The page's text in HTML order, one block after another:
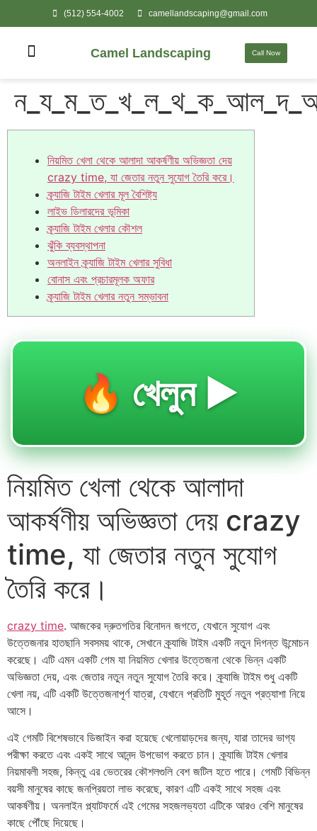
(512) 554-4002 camellandscaping@gmail.com
Camel Landscaping Call Now
নিয়মিত খেলা থেকে আলাদা আকর্ষণীয় অভিজ্ঞতা দেয়
crazy time, যা জেতার নতুন সুযোগ তৈরি করে।
ক্র্যাজি টাইম খেলার মূল বৈশিষ্ট্য
লাইভ ডিলারদের ভূমিকা
ক্র্যাজি টাইম খেলার কৌশল
ঝুঁকি ব্যবস্থাপনা
অনলাইন ক্র্যাজি টাইম খেলার সুবিধা
বোনাস এবং প্রচারমূলক অফার
ক্র্যাজি টাইম খেলার নতুন সম্ভাবনা
🔥 খেলুন ▶️
নিয়মিত খেলা থেকে আলাদা
আকর্ষণীয় অভিজ্ঞতা দেয় crazy
time, যা জেতার নতুন সুযোগ
তৈরি করে।
crazy time. আজকের দ্রুতগতির বিনোদন জগতে, যেখানে সুযোগ এবং
উত্তেজনার হাতছানি সবসময় থাকে, সেখানে ক্র্যাজি টাইম একটি নতুন দিগন্ত উন্মোচন
করেছে। এটি এমন একটি গেম যা নিয়মিত খেলার উত্তেজনা থেকে ভিন্ন একটি
অভিজ্ঞতা দেয়, এবং জেতার নতুন নতুন সুযোগ তৈরি করে। ক্র্যাজি টাইম শুধু একটি
খেলা নয়, এটি একটি উত্তেজনাপূর্ণ যাত্রা, যেখানে প্রতিটি মুহূর্ত নতুন প্রত্যাশা নিয়ে
আসে।
এই গেমটি বিশেষভাবে ডিজাইন করা হয়েছে খেলোয়াড়দের জন্য, যারা তাদের ভাগ্য
পরীক্ষা করতে এবং একই সাথে আনন্দ উপভোগ করতে চান। ক্র্যাজি টাইম খেলার
নিয়মাবলী সহজ, কিন্তু এর ভেতরের কৌশলগুলি বেশ জটিল হতে পারে। গেমটি বিভিন্ন
বয়সী মানুষের কাছে জনপ্রিয়তা লাভ করেছে, কারণ এটি একই সাথে সহজ এবং
আকর্ষণীয়। অনলাইন প্ল্যাটফর্মে এই গেমের সহজলভ্যতা এটিকে আরও বেশি মানুষের
কাছে পৌঁছে দিয়েছে।